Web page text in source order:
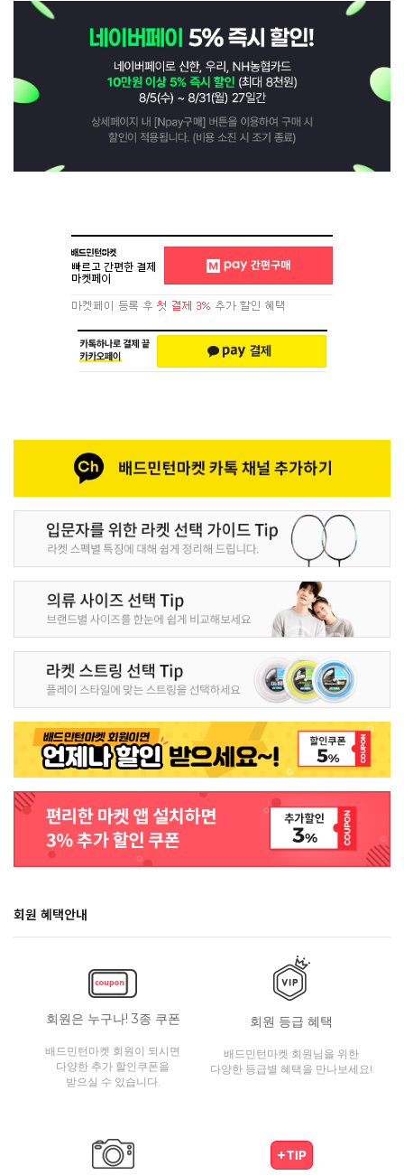
회원 혜택안내
회원은 누구나! 3종 쿠폰
배드민턴마켓 회원이 되시면
다양한 추가 할인쿠폰을
받으실 수 있습니다.
회원 등급 혜택
배드민턴마켓 회원님을 위한
다양한 등급별 혜택을 만나보세요!